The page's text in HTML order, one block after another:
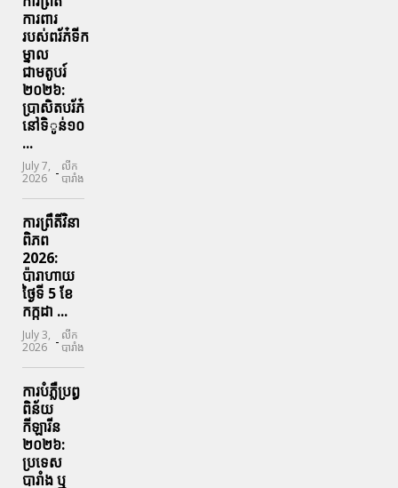
ការពារ
របស់ពរ័ភ៎ទីក
ម្នាល
ជាមតូបរ៍
២០២៦:
ប្រាសិតបរ័ភ៎
នៅទិូន់១០
...
July 7,
2026 - លីក
បារាំង
ការព្រឹតិ៍វិនា
ពិភព
2026:
ប៉ារាហាយ
ថ្ងៃទី 5 ខែ
កក្កដា ...
July 3,
2026 - លីក
បារាំង
ការបំភ្លឺប្រព្ធ​
ពិន័យ​
កីឡារីន​
២០២៦:
ប្រទេស​
បារាំង​ ឬ​